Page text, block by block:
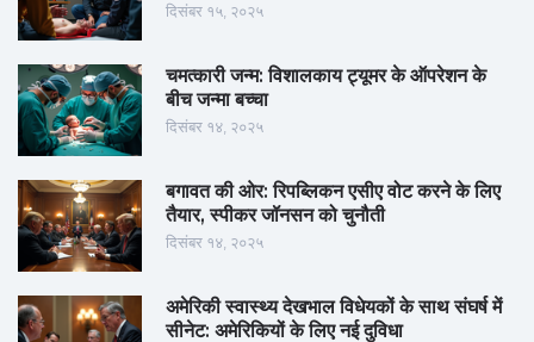
दिसंबर १५, २०२५
चमत्कारी जन्म: विशालकाय ट्यूमर के ऑपरेशन के
बीच जन्मा बच्चा
दिसंबर १४, २०२५
बगावत की ओर: रिपब्लिकन एसीए वोट करने के लिए
तैयार, स्पीकर जॉनसन को चुनौती
दिसंबर १४, २०२५
अमेरिकी स्वास्थ्य देखभाल विधेयकों के साथ संघर्ष में
सीनेट: अमेरिकियों के लिए नई दुविधा